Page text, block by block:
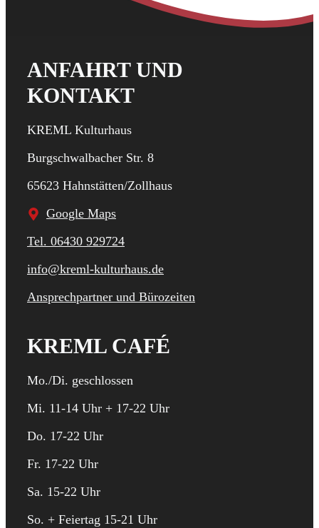
ANFAHRT UND
KONTAKT
KREML Kulturhaus
Burgschwalbacher Str. 8
65623 Hahnstätten/Zollhaus
Google Maps
Tel. 06430 929724
info@kreml-kulturhaus.de
Ansprechpartner und Bürozeiten
KREML CAFÉ
Mo./Di. geschlossen
Mi. 11-14 Uhr + 17-22 Uhr
Do. 17-22 Uhr
Fr. 17-22 Uhr
Sa. 15-22 Uhr
So. + Feiertag 15-21 Uhr